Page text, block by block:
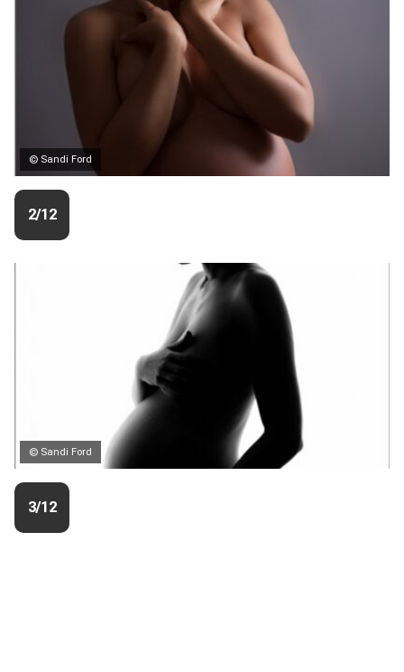
© Sandi Ford
2/12
© Sandi Ford
3/12